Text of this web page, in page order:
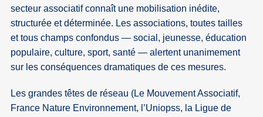
secteur associatif connaît une mobilisation inédite,
structurée et déterminée. Les associations, toutes tailles
et tous champs confondus — social, jeunesse, éducation
populaire, culture, sport, santé — alertent unanimement
sur les conséquences dramatiques de ces mesures.
Les grandes têtes de réseau (Le Mouvement Associatif,
France Nature Environnement, l’Uniopss, la Ligue de